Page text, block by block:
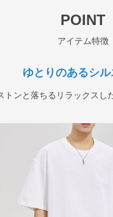
POINT
アイテム特徴
ゆとりのあるシル
トンと落ちるリラックスし